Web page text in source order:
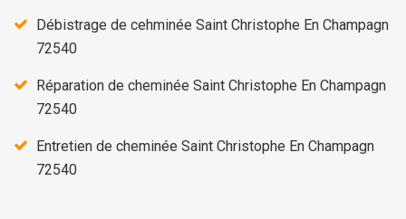
Débistrage de cehminée Saint Christophe En Champagn
72540
Réparation de cheminée Saint Christophe En Champagn
72540
Entretien de cheminée Saint Christophe En Champagn
72540